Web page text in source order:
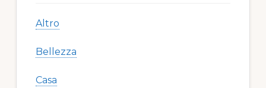
Altro
Bellezza
Casa